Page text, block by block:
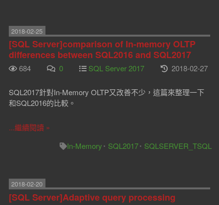
2018-02-25
[SQL Server]comparison of In-memory OLTP
differences between SQL2016 and SQL2017
684 0 SQL Server 2017 2018-02-27
SQL2017針對In-Memory OLTP又改善不少，這篇來整理一下
和SQL2016的比較。
...繼續閱讀 »
In-Memory
SQL2017 SQLSERVER_TSQL
2018-02-20
[SQL Server]Adaptive query processing